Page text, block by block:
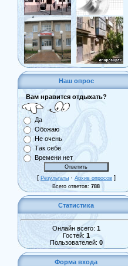
Наш опрос
Вам нравится отдыхать?
Да
Обожаю
Не очень
Так себе
Времени нет
[ Результаты · Архив опросов ]
Всего ответов:788
Статистика
Онлайн всего: 1
Гостей: 1
Пользователей: 0
Форма входа